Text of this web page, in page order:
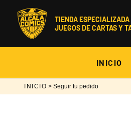
contenido
TIENDA
JUEGOS DE CARTAS Y
INICIO
INICIO > Seguir tu pedido